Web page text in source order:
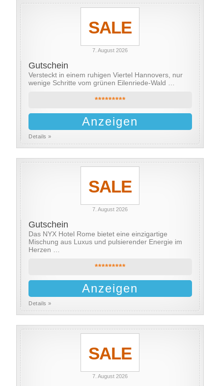
SALE
7. August 2026
Gutschein
Versteckt in einem ruhigen Viertel Hannovers, nur
wenige Schritte vom grünen Eilenriede-Wald …
*********
Anzeigen
Details »
SALE
7. August 2026
Gutschein
Das NYX Hotel Rome bietet eine einzigartige
Mischung aus Luxus und pulsierender Energie im
Herzen …
*********
Anzeigen
Details »
SALE
7. August 2026